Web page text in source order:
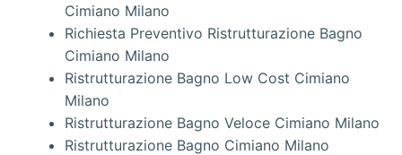
Cimiano Milano
Richiesta Preventivo Ristrutturazione Bagno
Cimiano Milano
Ristrutturazione Bagno Low Cost Cimiano
Milano
Ristrutturazione Bagno Veloce Cimiano Milano
Ristrutturazione Bagno Cimiano Milano